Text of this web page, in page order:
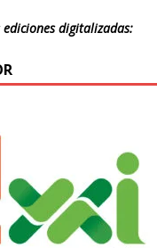
digitalizadas: